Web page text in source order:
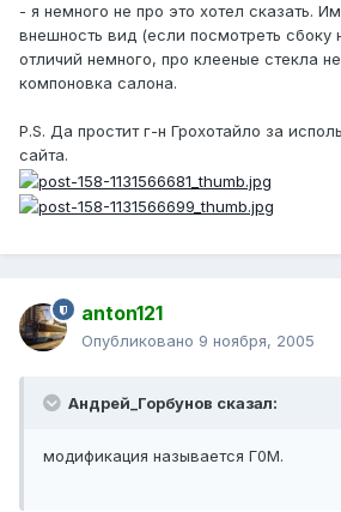
- я немного не про это хотел сказать.
внешность вид (если посмотреть сбоку
отличий немного, про клееные стекла
компоновка салона.
P.S. Да простит г-н Грохотайло за
сайта.
anton121
Опубликовано 9 ноября, 2005
Андрей_Горбунов сказал:
модификация называется Г0М.